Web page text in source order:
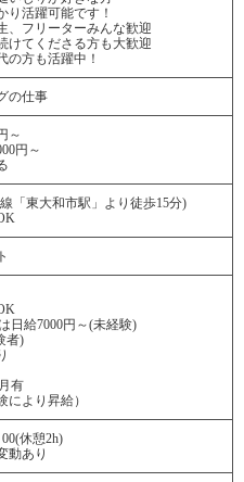
り活躍可能です！
、フリーターみんな歓迎
けてくださる方も大歓迎
の方も活躍中！
の仕事
～
円～
「東大和市駅」より徒歩15分)
日給7000円～(未経験)
者)
有
より昇給）
休憩2h)
動あり